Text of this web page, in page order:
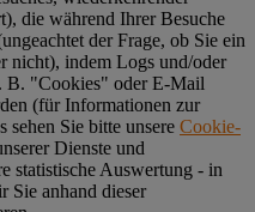
die während Ihrer Besuche
der Frage, ob Sie ein
nicht), indem Logs und/oder
B. "Cookies" oder E-Mail
(für Informationen zur
sehen Sie bitte unsere Cookie-
Dienste und
statistische Auswertung - in
Sie anhand dieser